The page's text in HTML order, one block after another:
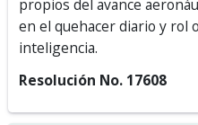
propios del avance
en el quehacer diario y rol
inteligencia.
Resolución No. 17608